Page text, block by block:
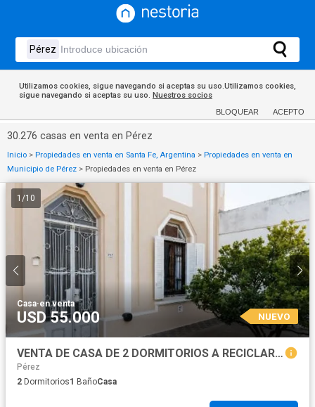
Utilizamos cookies, sigue navegando si aceptas su uso.Utilizamos cookies,
sigue navegando si aceptas su uso. Nuestros socios
BLOQUEAR ACEPTO
30.276 casas en venta en Pérez
Inicio > Propiedades en venta en Santa Fe, Argentina > Propiedades en venta en
Municipio de Pérez > Propiedades en venta en Pérez
1 /10
Casa·en venta
USD 55.000 NUEVO
VENTA DE CASA DE 2 DORMITORIOS A RECICLAR EN PEREZ
Pérez
2 Dormitorios1 BañoCasa